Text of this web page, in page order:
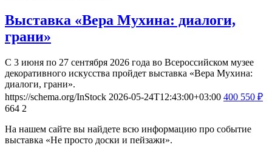
Выставка «Вера Мухина: диалоги,
грани»
С 3 июня по 27 сентября 2026 года во Всероссийском музее
декоративного искусства пройдет выставка «Вера Мухина:
диалоги, грани».
https://schema.org/InStock 2026-05-24T12:43:00+03:00 400 550 ₽
664 2
На нашем сайте вы найдете всю информацию про событие
выставка «Не просто доски и пейзажи».